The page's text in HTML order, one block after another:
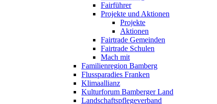
Fairführer
Projekte und Aktionen
Projekte
Aktionen
Fairtrade Gemeinden
Fairtrade Schulen
Mach mit
Familienregion Bamberg
Flussparadies Franken
Klimaallianz
Kulturforum Bamberger Land
Landschaftspflegeverband